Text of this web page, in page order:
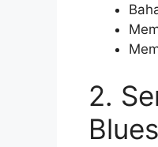
2.
Blues